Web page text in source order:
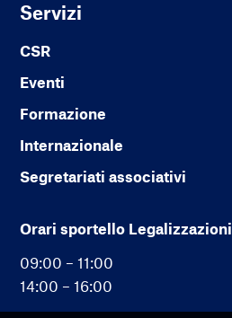
Servizi
CSR
Eventi
Formazione
Internazionale
Segretariati associativi
Orari sportello Legalizzazioni
09:00 – 11:00
14:00 – 16:00